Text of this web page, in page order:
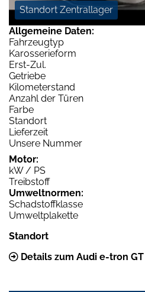
Standort Zentrallager
Allgemeine Daten:
Fahrzeugtyp
Karosserieform
Erst-Zul.
Getriebe
Kilometerstand
Anzahl der Türen
Farbe
Standort
Lieferzeit
Unsere Nummer
Motor:
kW / PS
Treibstoff
Umweltnormen:
Schadstoffklasse
Umweltplakette
Standort
Details zum Audi e-tron